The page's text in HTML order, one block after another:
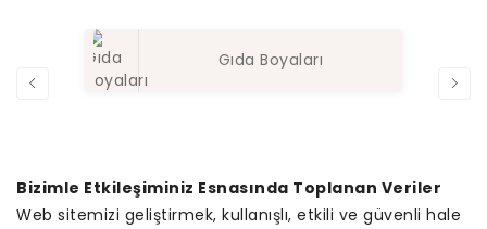
Gıda Boyaları
Bizimle Etkileşiminiz Esnasında Toplanan Veriler
Web sitemizi geliştirmek, kullanışlı, etkili ve güvenli hale